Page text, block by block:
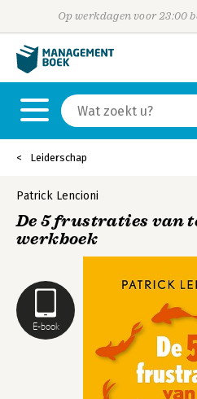
Op werkdagen voor 23:00
Leiderschap
E-book
Patrick Lencioni
De 5 frustraties van
werkboek